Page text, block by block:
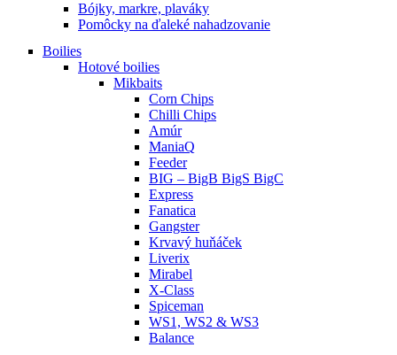
Bójky, markre, plaváky
Pomôcky na ďaleké nahadzovanie
Boilies
Hotové boilies
Mikbaits
Corn Chips
Chilli Chips
Amúr
ManiaQ
Feeder
BIG – BigB BigS BigC
Express
Fanatica
Gangster
Krvavý huňáček
Liverix
Mirabel
X-Class
Spiceman
WS1, WS2 & WS3
Balance